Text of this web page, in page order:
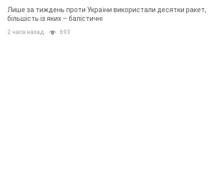
Лише за тиждень проти України використали десятки ракет,
більшість із яких – балістичні
2 часа назад 693